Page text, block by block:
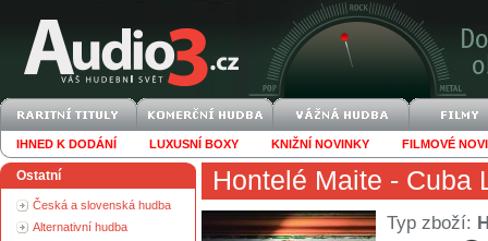
IHNED K DODÁNÍ LUXUSNÍ BOXY KNIŽNÍ NOVINKY FILMOVÉ
Ostatní
Česká a slovenská hudba
Alternativní hudba
Hontelé Maite - Cuba
Typ zboží: